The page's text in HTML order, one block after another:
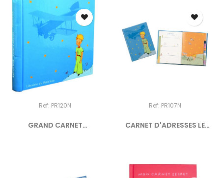
Ref: PR120N
GRAND CARNET
Ref: PR107N
CARNET D'ADRESSES LE